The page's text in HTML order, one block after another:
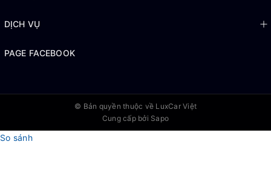
DỊCH VỤ
PAGE FACEBOOK
© Bản quyền thuộc về LuxCar Việt
Cung cấp bởi Sapo
So sánh